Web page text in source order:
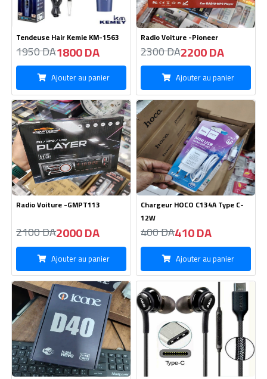
Tendeuse Hair Kemie KM-1563
1950 DA1800 DA
Ajouter au panier
Radio Voiture -Pioneer
2300 DA2200 DA
Ajouter au panier
Radio Voiture -GMPT113
2100 DA2000 DA
Ajouter au panier
Chargeur HOCO C134A Type C-
12W
400 DA410 DA
Ajouter au panier